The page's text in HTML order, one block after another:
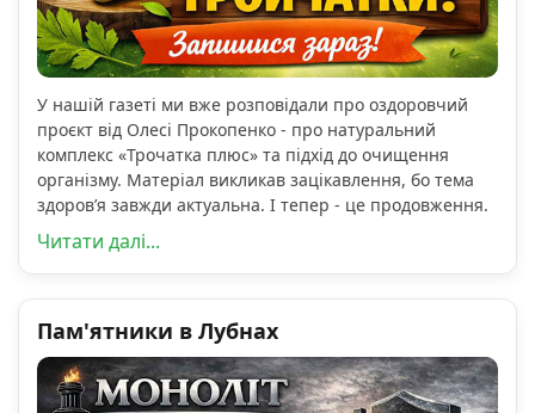
У нашій газеті ми вже розповідали про оздоровчий
проєкт від Олесі Прокопенко - про натуральний
комплекс «Трочатка плюс» та підхід до очищення
організму. Матеріал викликав зацікавлення, бо тема
здоров’я завжди актуальна. І тепер - це продовження.
Читати далі...
Пам'ятники в Лубнах